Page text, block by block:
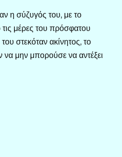
η σύζυγός του, με το
μέρες του πρόσφατου
στεκόταν ακίνητος, το
να μην μπορούσε να αντέξει